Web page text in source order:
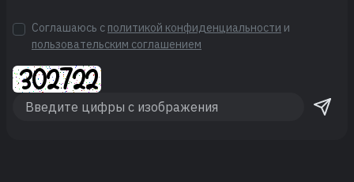
Соглашаюсь с политикой конфиденциальности и
пользовательским соглашением